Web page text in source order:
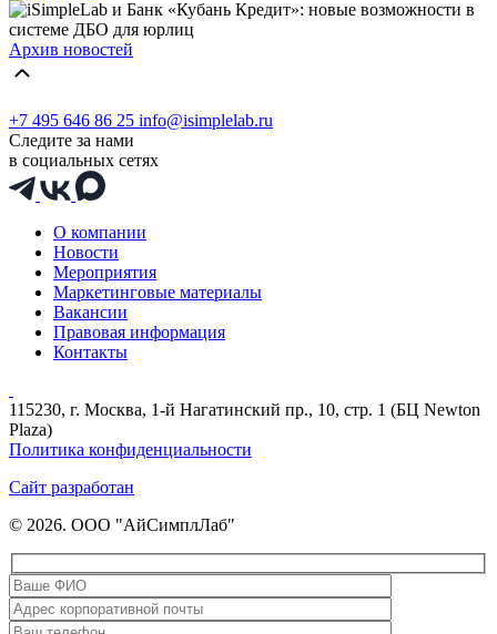
Архив новостей
+7 495 646 86 25 info@isimplelab.ru
Следите за нами
в социальных сетях
О компании
Новости
Мероприятия
Маркетинговые материалы
Вакансии
Правовая информация
Контакты
115230, г. Москва, 1-й Нагатинский пр., 10, стр. 1 (БЦ Newton
Plaza)
Политика конфиденциальности
Сайт разработан
© 2026. ООО "АйСимплЛаб"